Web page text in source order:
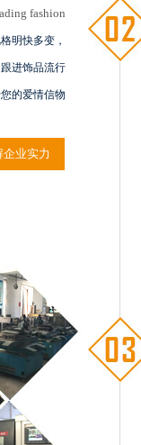
fashion
明快多变，
进饰品流行
的爱情信物
企业实力